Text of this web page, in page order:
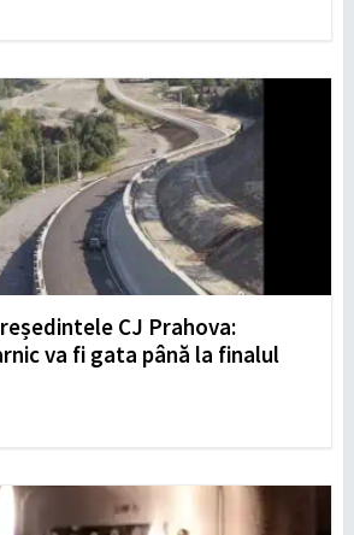
CJ Prahova:
va fi gata până la finalul